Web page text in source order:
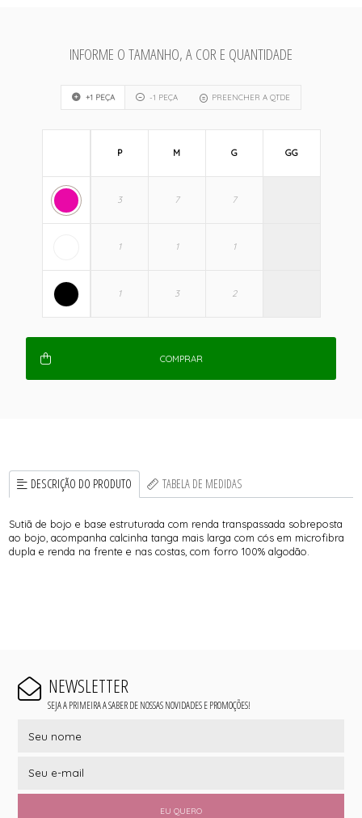
INFORME O TAMANHO, A COR E QUANTIDADE
+1 PEÇA -1 PEÇA PREENCHER A QTDE
P M G GG
COMPRAR
DESCRIÇÃO DO PRODUTO TABELA DE MEDIDAS
Sutiã de bojo e base estruturada com renda transpassada sobreposta
ao bojo, acompanha calcinha tanga mais larga com cós em microfibra
dupla e renda na frente e nas costas, com forro 100% algodão.
NEWSLETTER
SEJA A PRIMEIRA A SABER DE NOSSAS NOVIDADES E PROMOÇÕES!
EU QUERO